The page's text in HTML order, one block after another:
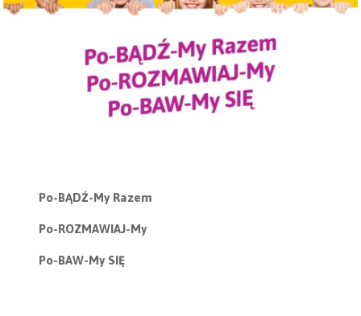
Po-BĄDŹ-My Razem
Po-ROZMAWIAJ-My
Po-BAW-My SIĘ